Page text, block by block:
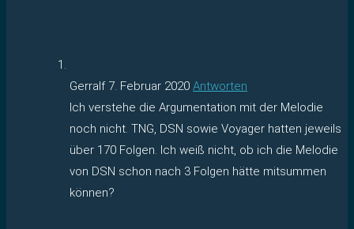
Gerralf 7. Februar 2020 Antworten
Ich verstehe die Argumentation mit der Melodie
noch nicht. TNG, DSN sowie Voyager hatten jeweils
über 170 Folgen. Ich weiß nicht, ob ich die Melodie
von DSN schon nach 3 Folgen hätte mitsummen
können?